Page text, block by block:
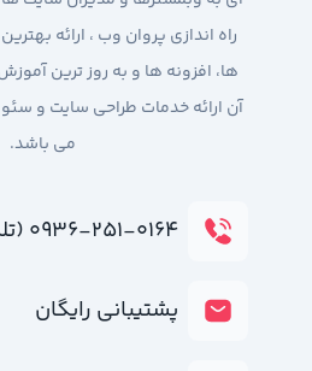
راه اندازی پروان وب ، ارائه
ها، افزونه ها و به روز ترین
آن ارائه خدمات طراحی سایت و
می باشد.
۰۹۳۶-۲۵۱-۰۱۶۴ (تلگرام)
پشتیبانی رایگان